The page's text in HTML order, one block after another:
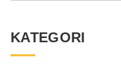
KATEGORI